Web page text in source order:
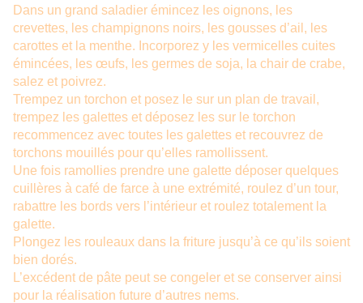
Dans un grand saladier émincez les oignons, les
crevettes, les champignons noirs, les gousses d’ail, les
carottes et la menthe. Incorporez y les vermicelles cuites
émincées, les œufs, les germes de soja, la chair de crabe,
salez et poivrez.
Trempez un torchon et posez le sur un plan de travail,
trempez les galettes et déposez les sur le torchon
recommencez avec toutes les galettes et recouvrez de
torchons mouillés pour qu’elles ramollissent.
Une fois ramollies prendre une galette déposer quelques
cuillères à café de farce à une extrémité, roulez d’un tour,
rabattre les bords vers l’intérieur et roulez totalement la
galette.
Plongez les rouleaux dans la friture jusqu’à ce qu’ils soient
bien dorés.
L’excédent de pâte peut se congeler et se conserver ainsi
pour la réalisation future d’autres nems.